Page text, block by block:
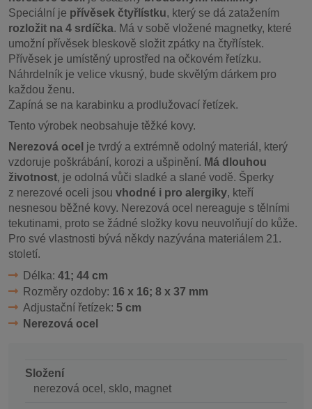
Speciální je přívěsek čtyřlístku, který se dá zatažením
rozložit na 4 srdíčka. Má v sobě vložené magnetky, které
umožní přívěsek bleskově složit zpátky na čtyřlístek.
Přívěsek je umístěný uprostřed na očkovém řetízku.
Náhrdelník je velice vkusný, bude skvělým dárkem pro
každou ženu.
Zapíná se na karabinku a prodlužovací řetízek.
Tento výrobek neobsahuje těžké kovy.
Nerezová ocel je tvrdý a extrémně odolný materiál, který
vzdoruje poškrábání, korozi a ušpinění. Má dlouhou
životnost, je odolná vůči sladké a slané vodě. Šperky
z nerezové oceli jsou vhodné i pro alergiky, kteří
nesnesou běžné kovy. Nerezová ocel nereaguje s tělními
tekutinami, proto se žádné složky kovu neuvolňují do kůže.
Pro své vlastnosti bývá někdy nazývána materiálem 21.
století.
Délka: 41; 44 cm
Rozměry ozdoby: 16 x 16; 8 x 37 mm
Adjustační řetízek: 5 cm
Nerezová ocel
Složení
nerezová ocel, sklo, magnet